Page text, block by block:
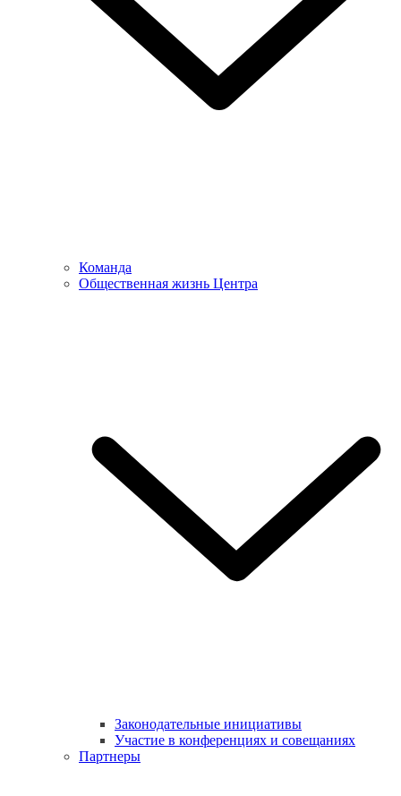
Команда
Общественная жизнь Центра
Законодательные инициативы
Участие в конференциях и совещаниях
Партнеры